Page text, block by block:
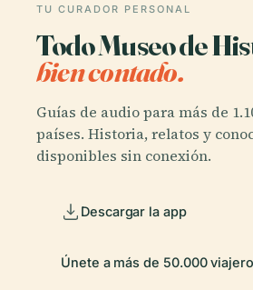
TU CURADOR PERSONAL
Todo Museo de
bien contado.
Guías de audio para más de
países. Historia, relatos y
disponibles sin conexión.
Descargar la app
Únete a más de 50.000